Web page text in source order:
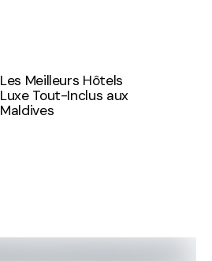
Les Meilleurs Hôtels
Luxe Tout-Inclus aux
Maldives